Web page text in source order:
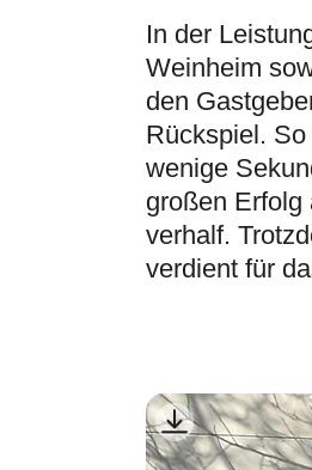
In der
Weinheim
den
Rückspiel.
wenige
großen
verhalf.
verdient für